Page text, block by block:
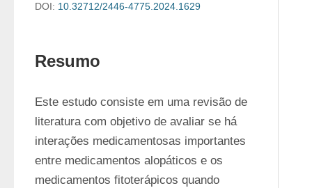
DOI: 10.32712/2446-4775.2024.1629
Resumo
Este estudo consiste em uma revisão de
literatura com objetivo de avaliar se há
interações medicamentosas importantes
entre medicamentos alopáticos e os
medicamentos fitoterápicos quando